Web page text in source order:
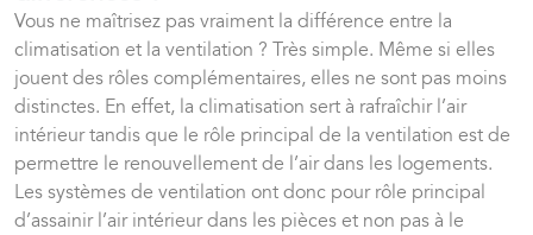
Vous ne maîtrisez pas vraiment la différence entre la
climatisation et la ventilation ? Très simple. Même si elles
jouent des rôles complémentaires, elles ne sont pas moins
distinctes. En effet, la climatisation sert à rafraîchir l’air
intérieur tandis que le rôle principal de la ventilation est de
permettre le renouvellement de l’air dans les logements.
Les systèmes de ventilation ont donc pour rôle principal
d’assainir l’air intérieur dans les pièces et non pas à le